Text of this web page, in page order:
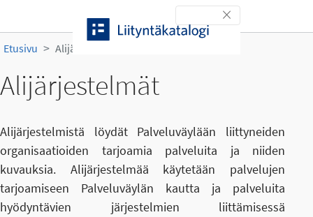
Toggle navigation
Etusivu Alijärjestelmät
Alijärjestelmät
Alijärjestelmistä löydät Palveluväylään liittyneiden
organisaatioiden tarjoamia palveluita ja niiden
kuvauksia. Alijärjestelmää käytetään palvelujen
tarjoamiseen Palveluväylän kautta ja palveluita
hyödyntävien järjestelmien liittämisessä